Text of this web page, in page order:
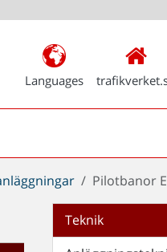
Languages
Pilotbanor
Teknik